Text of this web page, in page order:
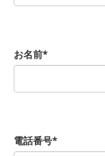
お名前*
電話番号*